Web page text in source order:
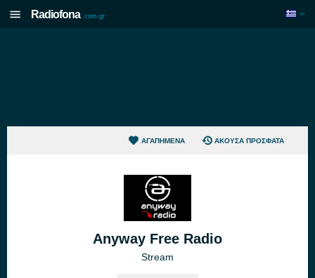
Radiofona .com.gr
ΑΓΑΠΗΜΈΝΑ ΆΚΟΥΣΑ ΠΡΌΣΦΑΤΑ
Anyway Free Radio
Stream